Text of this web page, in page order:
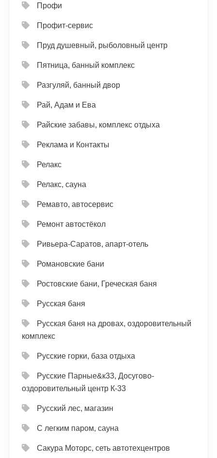
Профи
Профит-сервис
Пруд душевный, рыболовный центр
Пятница, банный комплекс
Разгуляй, банный двор
Рай, Адам и Ева
Райские забавы, комплекс отдыха
Реклама и Контакты
Релакс
Релакс, сауна
Ремавто, автосервис
Ремонт автостёкол
Ривьера-Саратов, апарт-отель
Романовские бани
Ростовские бани, Греческая баня
Русская баня
Русская баня на дровах, оздоровительный
комплекс
Русские горки, база отдыха
Русские Парные&к33, Досугово-
оздоровительный центр К-33
Русский лес, магазин
С легким паром, сауна
Сакура Моторс, сеть автотехцентров